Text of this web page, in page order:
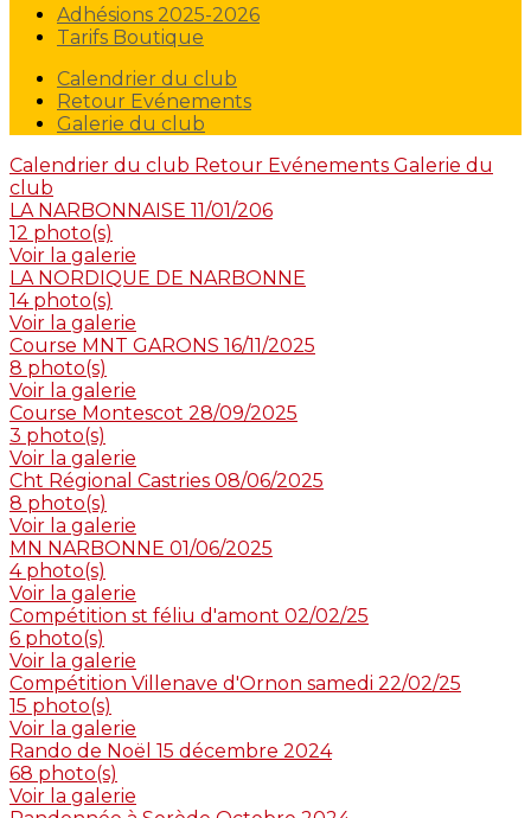
Adhésions 2025-2026
Tarifs Boutique
Calendrier du club
Retour Evénements
Galerie du club
Calendrier du club Retour Evénements Galerie du
club
LA NARBONNAISE 11/01/206
12 photo(s)
Voir la galerie
LA NORDIQUE DE NARBONNE
14 photo(s)
Voir la galerie
Course MNT GARONS 16/11/2025
8 photo(s)
Voir la galerie
Course Montescot 28/09/2025
3 photo(s)
Voir la galerie
Cht Régional Castries 08/06/2025
8 photo(s)
Voir la galerie
MN NARBONNE 01/06/2025
4 photo(s)
Voir la galerie
Compétition st féliu d'amont 02/02/25
6 photo(s)
Voir la galerie
Compétition Villenave d'Ornon samedi 22/02/25
15 photo(s)
Voir la galerie
Rando de Noël 15 décembre 2024
68 photo(s)
Voir la galerie